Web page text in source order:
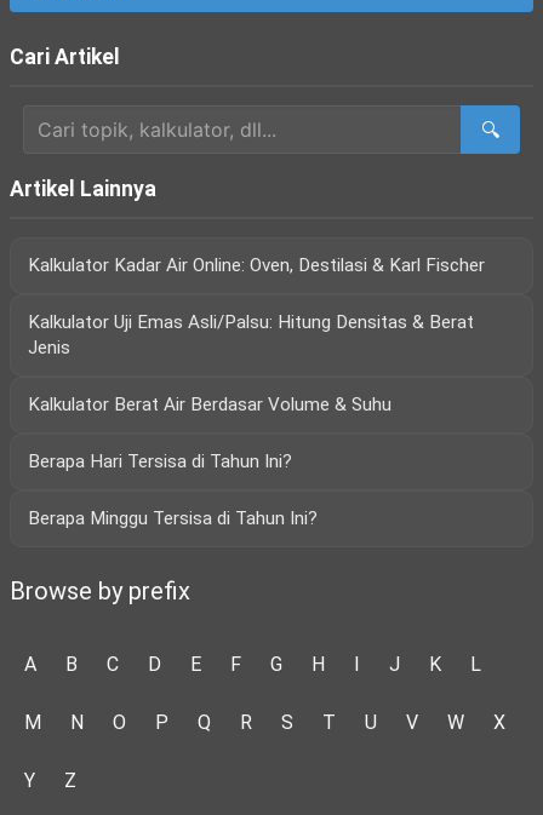
Cari Artikel
🔍
Artikel Lainnya
Kalkulator Kadar Air Online: Oven, Destilasi & Karl Fischer
Kalkulator Uji Emas Asli/Palsu: Hitung Densitas & Berat
Jenis
Kalkulator Berat Air Berdasar Volume & Suhu
Berapa Hari Tersisa di Tahun Ini?
Berapa Minggu Tersisa di Tahun Ini?
Browse by prefix
A B C D E F G H I J K L
M N O P Q R S T U V W X
Y Z